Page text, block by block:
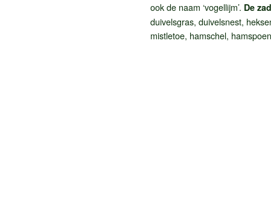
ook de naam ‘vogellijm’. De
duivelsgras, duivelsnest,
mistletoe, hamschel,